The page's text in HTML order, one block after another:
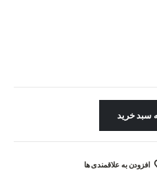
سبد خرید
افزودن به علاقمندی ها